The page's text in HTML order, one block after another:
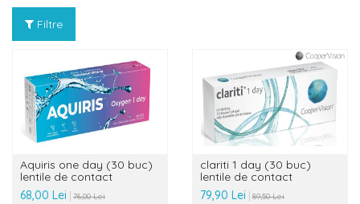
Filtre
Aquiris one day (30 buc)
lentile de contact
68,00 Lei
76,00 Lei
clariti 1 day (30 buc)
lentile de contact
79,90 Lei
89,50 Lei